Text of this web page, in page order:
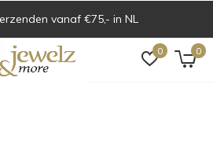
0 0
vanaf €75,- in NL